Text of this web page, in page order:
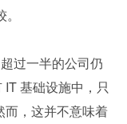
过一半的公司仍
基础设施中，只
而，这并不意味着